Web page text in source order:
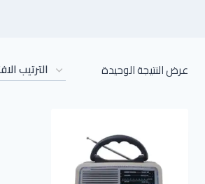
عرض النتيجة الوحيدة